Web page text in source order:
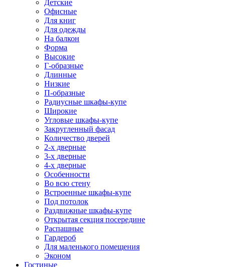
Детские
Офисные
Для книг
Для одежды
На балкон
Форма
Высокие
Г-образные
Длинные
Низкие
П-образные
Радиусные шкафы-купе
Широкие
Угловые шкафы-купе
Закругленный фасад
Количество дверей
2-х дверные
3-х дверные
4-х дверные
Особенности
Во всю стену
Встроенные шкафы-купе
Под потолок
Раздвижные шкафы-купе
Открытая секция посередине
Распашные
Гардероб
Для маленького помещения
Эконом
Гостиные